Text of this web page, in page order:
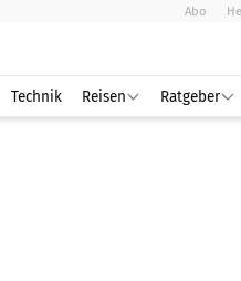
Abo
Technik Reisen Ratgeber